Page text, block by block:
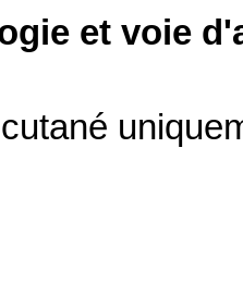
et voie